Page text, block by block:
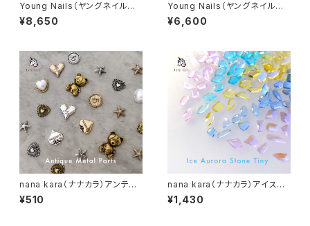
Young Nails（ヤングネイルズ）
Nail Liquid（ネイルリキッド）17
7ml
¥8,650
Young Nails（ヤングネイルズ）
Synergy Nail Hard Gel（シナ
ジーネイルハードジェル）15g
¥6,600
nana kara（ナナカラ）アンティ
ーク メタルパーツ
¥510
nana kara（ナナカラ）アイスオ
ーロラストーン タイニー
¥1,430